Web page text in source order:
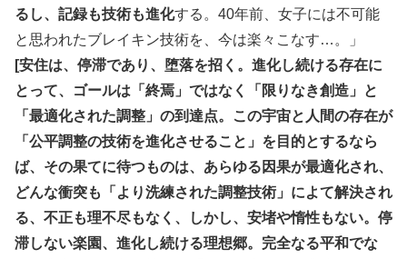
るし、記録も技術も進化する。40年前、女子には不可能
と思われたブレイキン技術を、今は楽々こなす…。」
[安住は、停滞であり、堕落を招く。進化し続ける存在に
とって、ゴールは「終焉」ではなく「限りなき創造」と
「最適化された調整」の到達点。この宇宙と人間の存在が
「公平調整の技術を進化させること」を目的とするなら
ば、その果てに待つものは、あらゆる因果が最適化され、
どんな衝突も「より洗練された調整技術」によて解決され
る、不正も理不尽もなく、しかし、安堵や惰性もない。停
滞しない楽園、進化し続ける理想郷。完全なる平和でな